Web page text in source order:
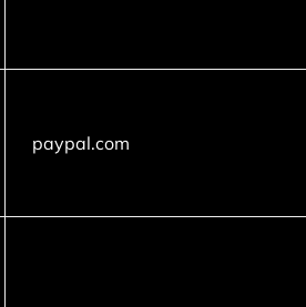
paypal.com